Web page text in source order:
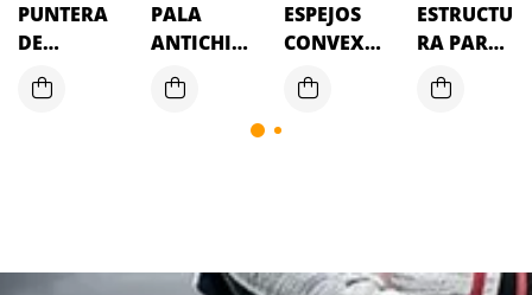
PUNTERA
DE
COMPOSI
TE PARA
PALA
ANTICHIS
PA
ESPEJOS
CONVEXO
ESTRUCTU
RA PARA
MANGA
DE